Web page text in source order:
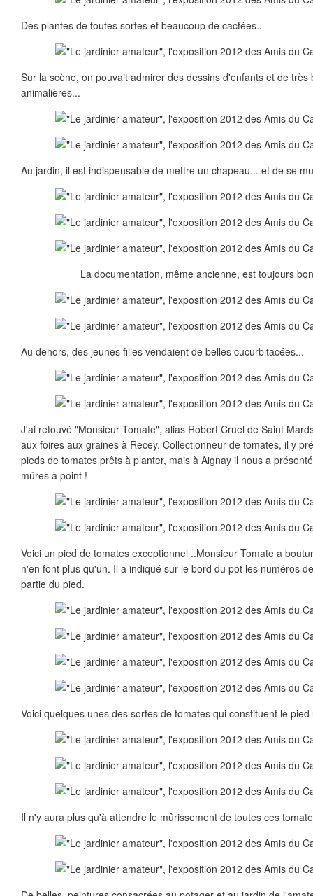
Des plantes de toutes sortes et beaucoup de cactées..
Sur la scène, on pouvait admirer des dessins d'enfants et de très
animalières...
Au jardin, il est indispensable de mettre un chapeau... et de se
La documentation, même ancienne, est toujours
Au dehors, des jeunes filles vendaient de belles cucurbitacées...
J'ai retouvé "Monsieur Tomate", alias Robert Cruel de Saint
aux foires aux graines à Recey. Collectionneur de tomates, il y
pieds de tomates prêts à planter, mais à Aignay il nous a
mûres à point !
Voici un pied de tomates exceptionnel ..Monsieur Tomate a
n'en font plus qu'un. Il a indiqué sur le bord du pot les numéros
partie du pied.
Voici quelques unes des sortes de tomates qui constituent le pied
Il n'y aura plus qu'à attendre le mûrissement de toutes ces